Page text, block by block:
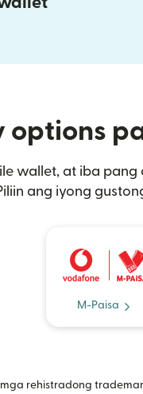
wallet, at iba
ang iyong
M-Paisa
rehistradong